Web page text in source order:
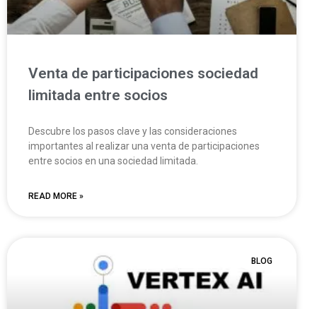
Venta de participaciones sociedad
limitada entre socios
Descubre los pasos clave y las consideraciones
importantes al realizar una venta de participaciones
entre socios en una sociedad limitada.
READ MORE »
BLOG